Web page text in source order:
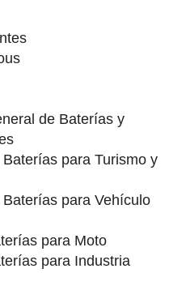
de Baterías y
para Turismo y
para Vehículo
para Moto
para Industria